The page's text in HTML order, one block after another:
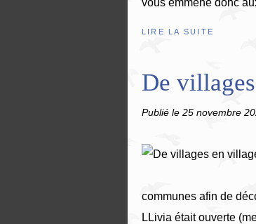
vous emmène donc
LIRE LA SUITE
De
Publié le 25 novembre
communes afin de
LLivia était ouverte